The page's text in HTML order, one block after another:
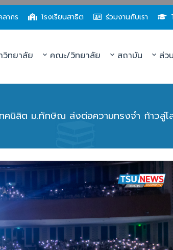
ากร โรงเรียนสาธิต ร่วมงานกับเรา
ทยาลัย คณะ/วิทยาลัย สถาบัน ส่ว
ศนิสิต ม.ทักษิณ ส่งต่อความทรงจำ ก้าวสู่โ